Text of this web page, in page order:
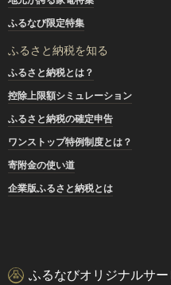
ふるなび限定特集
ふるさと納税を知る
ふるさと納税とは？
控除上限額シミュレーション
ふるさと納税の確定申告
ワンストップ特例制度とは？
寄附金の使い道
企業版ふるさと納税とは
ふるなびオリジナルサー